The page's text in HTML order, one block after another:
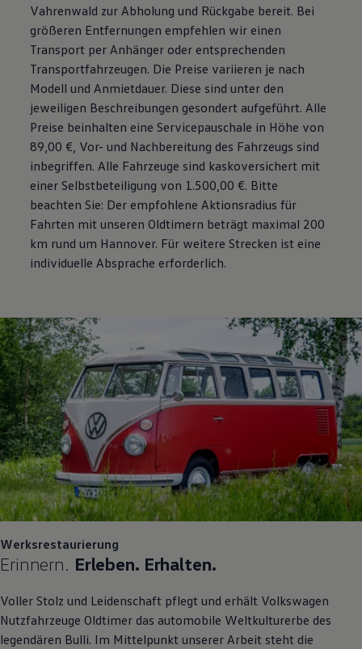
Vahrenwald zur Abholung und Rückgabe bereit. Bei
größeren Entfernungen empfehlen wir einen
Transport per Anhänger oder entsprechenden
Transportfahrzeugen. Die Preise variieren je nach
Modell und Anmietdauer. Diese sind unter den
jeweiligen Beschreibungen gesondert aufgeführt. Alle
Preise beinhalten eine Servicepauschale in Höhe von
89,00 €, Vor- und Nachbereitung des Fahrzeugs sind
inbegriffen. Alle Fahrzeuge sind kaskoversichert mit
einer Selbstbeteiligung von 1.500,00 €. Bitte
beachten Sie: Der empfohlene Aktionsradius für
Fahrten mit unseren Oldtimern beträgt maximal 200
km rund um Hannover. Für weitere Strecken ist eine
individuelle Absprache erforderlich.
Werksrestaurierung
Erinnern. Erleben. Erhalten.
Voller Stolz und Leidenschaft pflegt und erhält Volkswagen
Nutzfahrzeuge Oldtimer das automobile Weltkulturerbe des
legendären Bulli. Im Mittelpunkt unserer Arbeit steht die